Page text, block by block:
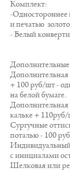
Комплект:
-Одностороннее
и печатью
- Белый
Дополнительная
+ 100 руб/шт -
на белой бумаге.
Дополнительная
кальке +
Сургучные
поталью - 100
с инициалами
Шелковая или